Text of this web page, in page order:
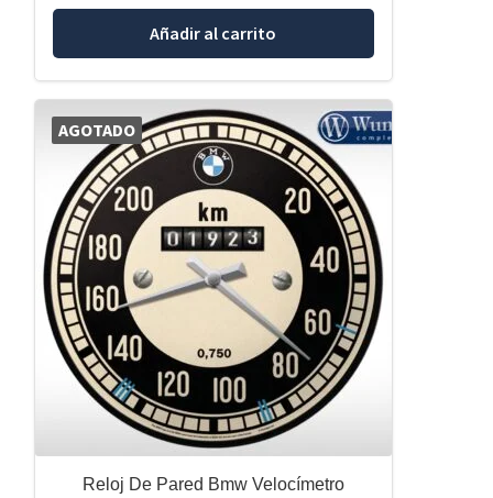
Añadir al carrito
AGOTADO
Reloj De Pared Bmw Velocímetro